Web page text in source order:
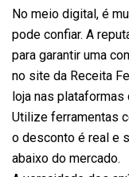
No meio digital, é
pode confiar. A
para garantir uma
no site da Receita
loja nas plataformas
Utilize ferramentas
o desconto é real e
abaixo do mercado.